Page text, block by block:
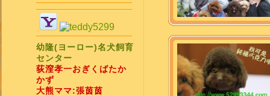
幼隆(ヨーロー)名犬飼育
センター
荻漥孝一おぎくばたか
かず
大熊ママ:張茵茵